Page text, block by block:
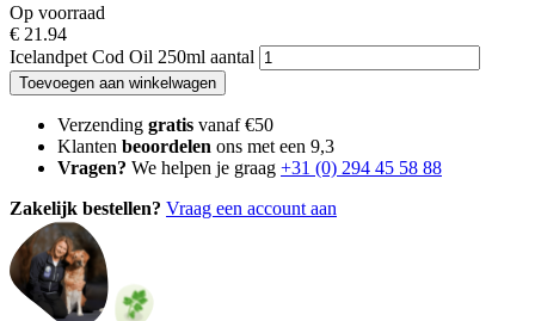
Op voorraad
€ 21.94
Icelandpet Cod Oil 250ml aantal
Toevoegen aan winkelwagen
Verzending gratis vanaf €50
Klanten beoordelen ons met een 9,3
Vragen? We helpen je graag +31 (0) 294 45 58 88
Zakelijk bestellen? Vraag een account aan